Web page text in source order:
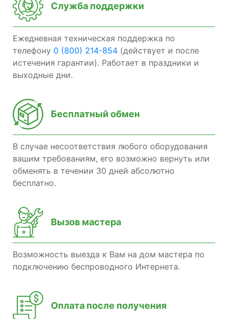
Служба поддержки
Ежедневная техническая поддержка по
телефону 0 (800) 214-854 (действует и после
истечения гарантии). Работает в праздники и
выходные дни.
Бесплатный обмен
В случае несоответствия любого оборудования
вашим требованиям, его возможно вернуть или
обменять в течении 30 дней абсолютно
бесплатно.
Вызов мастера
Возможность выезда к Вам на дом мастера по
подключению беспроводного Интернета.
Оплата после получения